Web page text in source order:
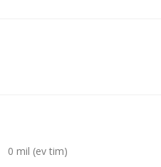
0 mil (ev tim)